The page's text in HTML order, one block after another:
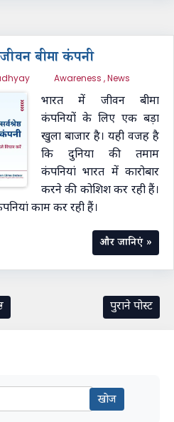
जीवन बीमा कंपनी
Awareness ,News
भारत में जीवन बीमा
कंपनियों के लिए एक बड़ा
खुला बाजार है। यही वजह है
कि दुनिया की तमाम
कंपनियां भारत में कारोबार
करने की कोशिश कर रही हैं।
काम कर रही हैं।
और जानिएं »
पुराने पोस्ट